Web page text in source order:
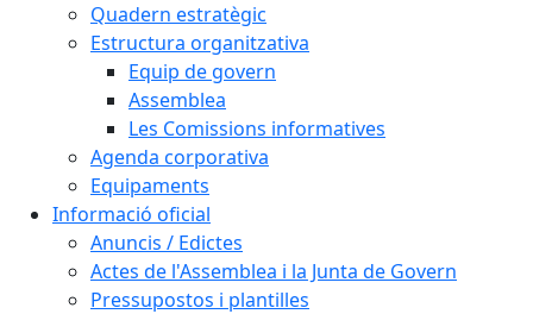
Quadern estratègic
Estructura organitzativa
Equip de govern
Assemblea
Les Comissions informatives
Agenda corporativa
Equipaments
Informació oficial
Anuncis / Edictes
Actes de l'Assemblea i la Junta de Govern
Pressupostos i plantilles